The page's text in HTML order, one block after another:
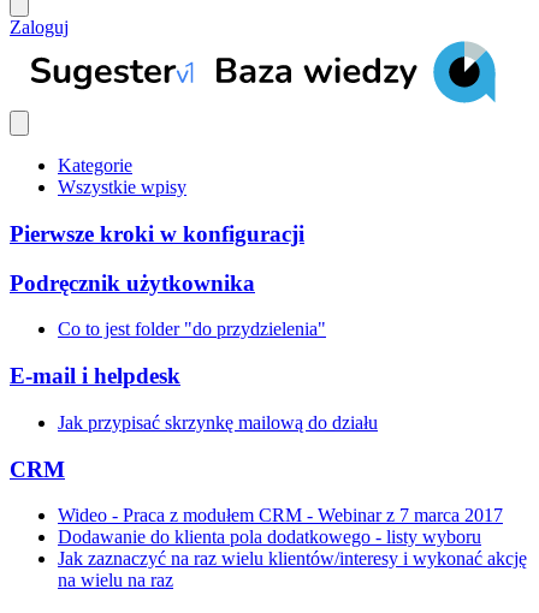
Zaloguj
Kategorie
Wszystkie wpisy
Pierwsze kroki w konfiguracji
Podręcznik użytkownika
Co to jest folder "do przydzielenia"
E-mail i helpdesk
Jak przypisać skrzynkę mailową do działu
CRM
Wideo - Praca z modułem CRM - Webinar z 7 marca 2017
Dodawanie do klienta pola dodatkowego - listy wyboru
Jak zaznaczyć na raz wielu klientów/interesy i wykonać akcję
na wielu na raz